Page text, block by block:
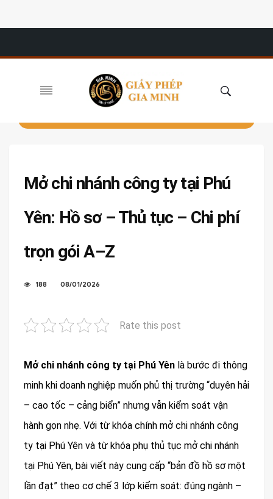
Mở chi nhánh công ty tại Phú
Yên: Hồ sơ – Thủ tục – Chi phí
trọn gói A–Z
188 08/01/2026
Rate this post
Mở chi nhánh công ty tại Phú Yên là bước đi thông
minh khi doanh nghiệp muốn phủ thị trường “duyên hải
– cao tốc – cảng biển” nhưng vẫn kiểm soát vận
hành gọn nhẹ. Với từ khóa chính mở chi nhánh công
ty tại Phú Yên và từ khóa phụ thủ tục mở chi nhánh
tại Phú Yên, bài viết này cung cấp “bản đồ hồ sơ một
lần đạt” theo cơ chế 3 lớp kiểm soát: đúng ngành –